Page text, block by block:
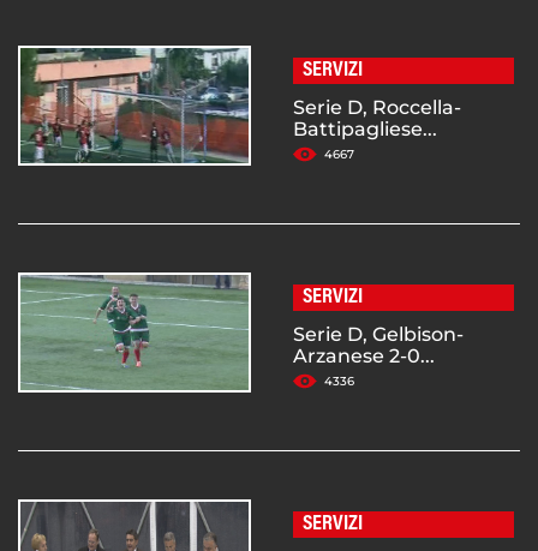
SERVIZI
Serie D, Roccella-
Battipagliese...
4667
SERVIZI
Serie D, Gelbison-
Arzanese 2-0...
4336
SERVIZI